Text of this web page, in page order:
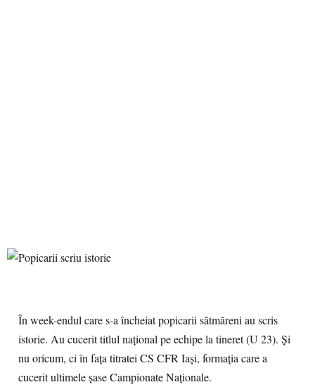
În week-endul care s-a încheiat popicarii sătmăreni au scris
istorie. Au cucerit titlul naţional pe echipe la tineret (U 23). Şi
nu oricum, ci în faţa titratei CS CFR Iaşi, formaţia care a
cucerit ultimele şase Campionate Naţionale.